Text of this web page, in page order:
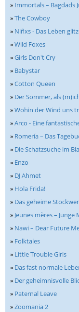
» Immortals – Bagdads
»The Cowboy
» Niñxs - Das Leben
»Wild Foxes
»Girls Don't Cry
» Babystar
»Cotton Queen
» Der Sommer, als
»Wohin der Wind uns
»Arco - Eine
» Romería – Das
» Die Schatzsuche im
» Enzo
» DJ Ahmet
» Hola Frida!
» Das geheime
» Jeunes mères – Junge
» Nawi – Dear Future
» Folktales
» Little Trouble Girls
» Das fast normale
» Der geheimnisvolle
» Paternal Leave
»Zoomania 2